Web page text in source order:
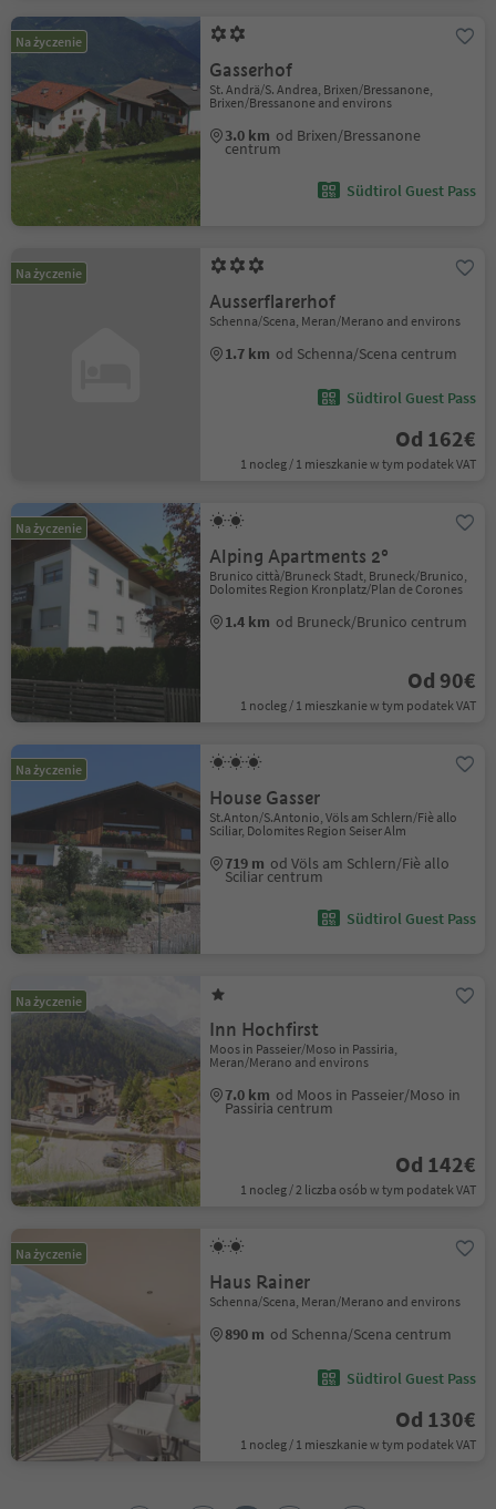
Na życzenie
Gasserhof
St. Andrä/S. Andrea, Brixen/Bressanone,
Brixen/Bressanone and environs
3.0 km od Brixen/Bressanone
centrum
Südtirol Guest Pass
Na życzenie
Ausserflarerhof
Schenna/Scena, Meran/Merano and environs
1.7 km od Schenna/Scena centrum
Südtirol Guest Pass
Od 162€
1 nocleg / 1 mieszkanie w tym podatek VAT
Na życzenie
Alping Apartments 2°
Brunico città/Bruneck Stadt, Bruneck/Brunico,
Dolomites Region Kronplatz/Plan de Corones
1.4 km od Bruneck/Brunico centrum
Od 90€
1 nocleg / 1 mieszkanie w tym podatek VAT
Na życzenie
House Gasser
St.Anton/S.Antonio, Völs am Schlern/Fiè allo
Sciliar, Dolomites Region Seiser Alm
719 m od Völs am Schlern/Fiè allo
Sciliar centrum
Südtirol Guest Pass
Na życzenie
Inn Hochfirst
Moos in Passeier/Moso in Passiria,
Meran/Merano and environs
7.0 km od Moos in Passeier/Moso in
Passiria centrum
Od 142€
1 nocleg / 2 liczba osób w tym podatek VAT
Na życzenie
Haus Rainer
Schenna/Scena, Meran/Merano and environs
890 m od Schenna/Scena centrum
Südtirol Guest Pass
Od 130€
1 nocleg / 1 mieszkanie w tym podatek VAT